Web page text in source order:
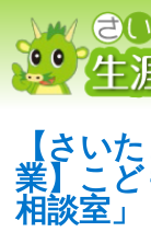
【さい
業】こ
相談室」